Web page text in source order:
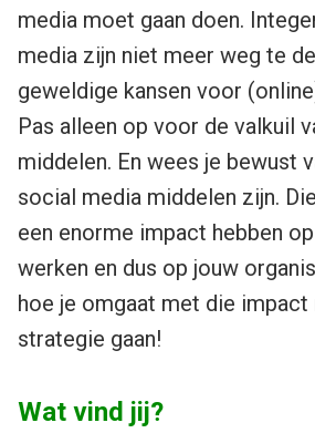
media moet gaan doen.
media zijn niet meer weg te
geweldige kansen voor
Pas alleen op voor de valkuil
middelen. En wees je bewust
social media middelen zijn.
een enorme impact hebben
werken en dus op jouw
hoe je omgaat met die impact
strategie gaan!
Wat vind jij?